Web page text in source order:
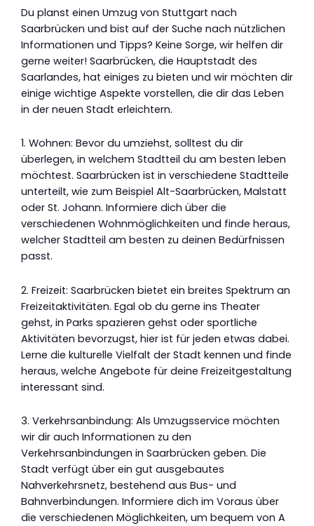
Du planst einen Umzug von Stuttgart nach
Saarbrücken und bist auf der Suche nach nützlichen
Informationen und Tipps? Keine Sorge, wir helfen dir
gerne weiter! Saarbrücken, die Hauptstadt des
Saarlandes, hat einiges zu bieten und wir möchten dir
einige wichtige Aspekte vorstellen, die dir das Leben
in der neuen Stadt erleichtern.
1. Wohnen: Bevor du umziehst, solltest du dir
überlegen, in welchem Stadtteil du am besten leben
möchtest. Saarbrücken ist in verschiedene Stadtteile
unterteilt, wie zum Beispiel Alt-Saarbrücken, Malstatt
oder St. Johann. Informiere dich über die
verschiedenen Wohnmöglichkeiten und finde heraus,
welcher Stadtteil am besten zu deinen Bedürfnissen
passt.
2. Freizeit: Saarbrücken bietet ein breites Spektrum an
Freizeitaktivitäten. Egal ob du gerne ins Theater
gehst, in Parks spazieren gehst oder sportliche
Aktivitäten bevorzugst, hier ist für jeden etwas dabei.
Lerne die kulturelle Vielfalt der Stadt kennen und finde
heraus, welche Angebote für deine Freizeitgestaltung
interessant sind.
3. Verkehrsanbindung: Als Umzugsservice möchten
wir dir auch Informationen zu den
Verkehrsanbindungen in Saarbrücken geben. Die
Stadt verfügt über ein gut ausgebautes
Nahverkehrsnetz, bestehend aus Bus- und
Bahnverbindungen. Informiere dich im Voraus über
die verschiedenen Möglichkeiten, um bequem von A